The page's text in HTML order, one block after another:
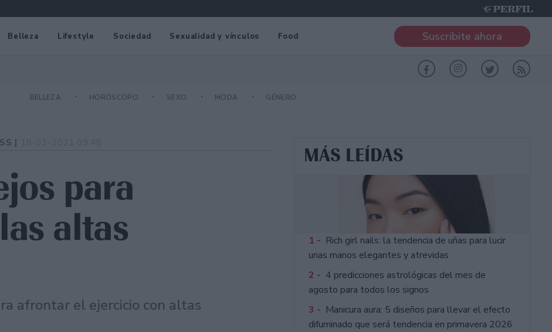
Belleza Lifestyle Sociedad Sexualidad y vínculos Food Suscribite ahora
BELLEZA HORÓSCOPO SEXO MODA GÉNERO
|
para
altas
afrontar el ejercicio con altas
MÁS LEÍDAS
1 - Rich girl nails: la tendencia de uñas para lucir
unas manos elegantes y atrevidas
2 - 4 predicciones astrológicas del mes de
agosto para todos los signos
3 - Manicura aura: 5 diseños para llevar el efecto
difuminado que será tendencia en primavera 2026